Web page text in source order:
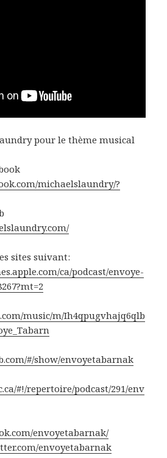
pour le thème musical
michaelslaundry/?
sites suivant:
ca/podcast/envoye-
music/m/Ih4qpugvhajq6qlb
#/show/envoyetabarnak
#!/repertoire/podcast/291/env
envoyetabarnak/
envoyetabarnak